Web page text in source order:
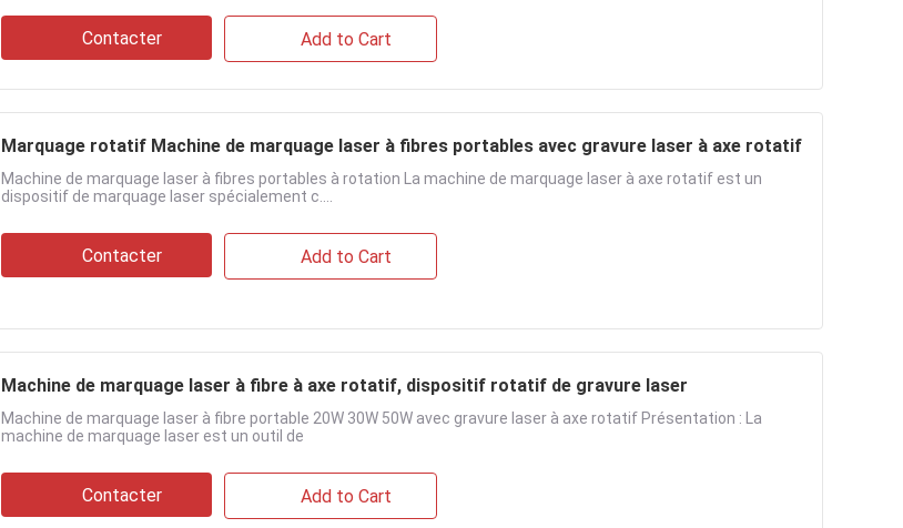
Contacter Add to Cart
Marquage rotatif Machine de marquage laser à fibres portables avec gravure laser à axe rotatif
Machine de marquage laser à fibres portables à rotation La machine de marquage laser à axe rotatif est un
dispositif de marquage laser spécialement c....
Contacter Add to Cart
Machine de marquage laser à fibre à axe rotatif, dispositif rotatif de gravure laser
Machine de marquage laser à fibre portable 20W 30W 50W avec gravure laser à axe rotatif Présentation : La
machine de marquage laser est un outil de
Contacter Add to Cart